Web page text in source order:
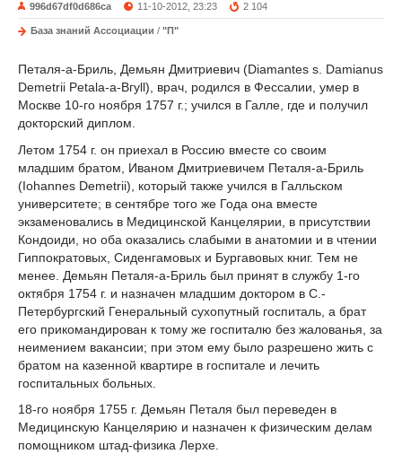
996d67df0d686ca 11-10-2012, 23:23 2 104
База знаний Ассоциации / "П"
Петаля-а-Бриль, Демьян Дмитриевич (Diamantes s. Damianus
Demetrii Petala-a-Вгуll), врач, родился в Фессалии, умер в
Москве 10-го ноября 1757 г.; учился в Галле, где и получил
докторский диплом.
Летом 1754 г. он приехал в Россию вместе со своим
младшим братом, Иваном Дмитриевичем Петаля-а-Бриль
(Iohannes Demetrii), который также учился в Галльском
университете; в сентябре того же Года она вместе
экзаменовались в Медицинской Канцелярии, в присутствии
Кондоиди, но оба оказались слабыми в анатомии и в чтении
Гиппократовых, Сиденгамовых и Бургавовых книг. Тем не
менее. Демьян Петаля-а-Бриль был принят в службу 1-го
октября 1754 г. и назначен младшим доктором в С.-
Петербургский Генеральный сухопутный госпиталь, а брат
его прикомандирован к тому же госпиталю без жалованья, за
неимением вакансии; при этом ему было разрешено жить с
братом на казенной квартире в госпитале и лечить
госпитальных больных.
18-го ноября 1755 г. Демьян Петаля был переведен в
Медицинскую Канцелярию и назначен к физическим делам
помощником штад-физика Лерхе.